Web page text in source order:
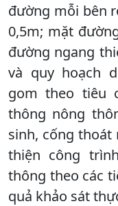
đường mỗi bên
0,5m; mặt
đường ngang
và quy hoạch
gom theo tiêu
thông nông
sinh, cống thoát
thiện công
thông theo các
quả khảo sát